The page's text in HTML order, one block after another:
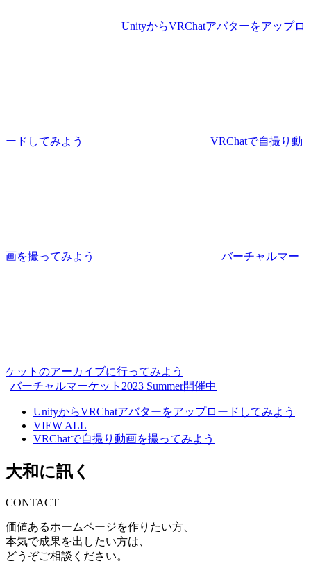
UnityからVRChatアバターをアップロ
ードしてみよう VRChatで自撮り動
画を撮ってみよう バーチャルマー
ケットのアーカイブに行ってみよう
バーチャルマーケット2023 Summer開催中
UnityからVRChatアバターをアップロードしてみよう
VIEW ALL
VRChatで自撮り動画を撮ってみよう
大和に訊く
CONTACT
価値あるホームページを作りたい方、
本気で成果を出したい方は、
どうぞご相談ください。